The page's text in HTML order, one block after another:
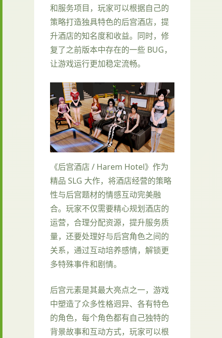
和服务项目，玩家可以根据自己的
策略打造独具特色的后宫酒店，提
升酒店的知名度和收益。同时，修
复了之前版本中存在的一些 BUG，
让游戏运行更加稳定流畅。
《后宫酒店 / Harem Hotel》作为
精品 SLG 大作，将酒店经营的策略
性与后宫题材的情感互动完美融
合。玩家不仅需要精心规划酒店的
运营，合理分配资源，提升服务质
量，还要处理好与后宫角色之间的
关系，通过互动培养感情，解锁更
多特殊事件和剧情。
后宫元素是其最大亮点之一，游戏
中塑造了众多性格迥异、各有特色
的角色，每个角色都有自己独特的
背景故事和互动方式，玩家可以根